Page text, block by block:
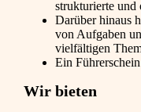
strukturierte und
Darüber hinaus
von Aufgaben
vielfältigen
Ein
Wir bieten